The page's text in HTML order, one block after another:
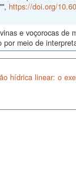
https://doi.org/
e voçorocas de
meio de
hídrica linear: o